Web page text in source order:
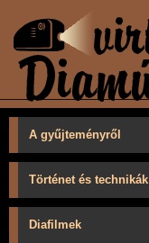
A gyűjteményről
Történet és technikák
Diafilmek